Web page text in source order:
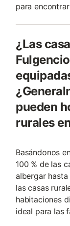
para
¿Las
pueden
rurales
Basándonos
100 % de las
albergar
las casas
habitaciones
ideal para las